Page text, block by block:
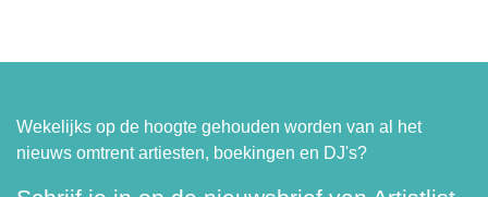
Wekelijks op de hoogte gehouden worden van al het
nieuws omtrent artiesten, boekingen en DJ's?